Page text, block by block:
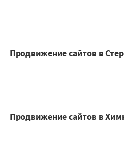
Продвижение сайтов в
Продвижение сайтов в